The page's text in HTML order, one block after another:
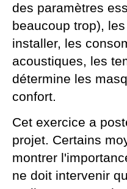
des paramètres
beaucoup trop),
installer, les
acoustiques, les
détermine les
confort.
Cet exercice a
projet. Certains
montrer
ne doit intervenir